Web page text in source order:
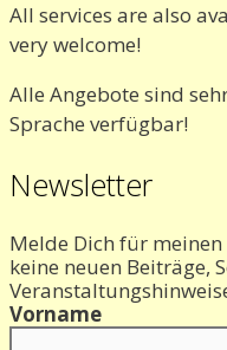
All services are also
very welcome!
Alle Angebote sind
Sprache verfügbar!
Newsletter
Melde Dich für
keine neuen Beiträge,
Vorname